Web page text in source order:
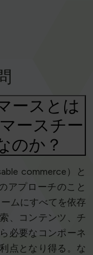
ースとは
ースチー
のか？
commerce）と
アプローチのこと
ムにすべてを依存
、コンテンツ、チ
必要なコンポーネ
点となり得る。な